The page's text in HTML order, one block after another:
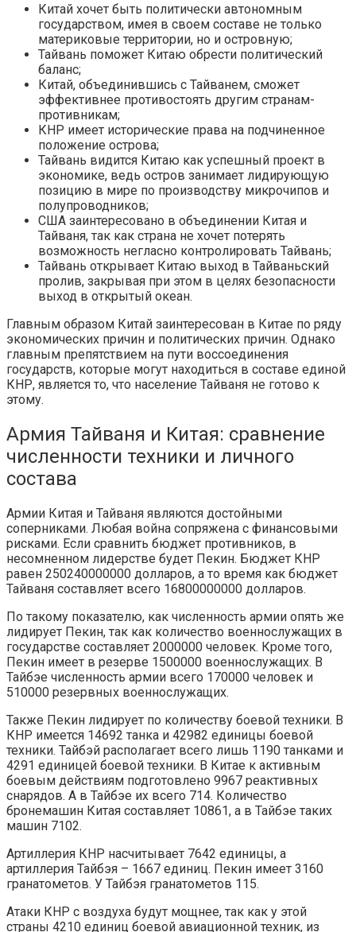
Китай хочет быть политически автономным
государством, имея в своем составе не только
материковые территории, но и островную;
Тайвань поможет Китаю обрести политический
баланс;
Китай, объединившись с Тайванем, сможет
эффективнее противостоять другим странам-
противникам;
КНР имеет исторические права на подчиненное
положение острова;
Тайвань видится Китаю как успешный проект в
экономике, ведь остров занимает лидирующую
позицию в мире по производству микрочипов и
полупроводников;
США заинтересовано в объединении Китая и
Тайваня, так как страна не хочет потерять
возможность негласно контролировать Тайвань;
Тайвань открывает Китаю выход в Тайваньский
пролив, закрывая при этом в целях безопасности
выход в открытый океан.
Главным образом Китай заинтересован в Китае по ряду
экономических причин и политических причин. Однако
главным препятствием на пути воссоединения
государств, которые могут находиться в составе единой
КНР, является то, что население Тайваня не готово к
этому.
Армия Тайваня и Китая: сравнение
численности техники и личного
состава
Армии Китая и Тайваня являются достойными
соперниками. Любая война сопряжена с финансовыми
рисками. Если сравнить бюджет противников, в
несомненном лидерстве будет Пекин. Бюджет КНР
равен 250240000000 долларов, а то время как бюджет
Тайваня составляет всего 16800000000 долларов.
По такому показателю, как численность армии опять же
лидирует Пекин, так как количество военнослужащих в
государстве составляет 2000000 человек. Кроме того,
Пекин имеет в резерве 1500000 военнослужащих. В
Тайбэе численность армии всего 170000 человек и
510000 резервных военнослужащих.
Также Пекин лидирует по количеству боевой техники. В
КНР имеется 14692 танка и 42982 единицы боевой
техники. Тайбэй располагает всего лишь 1190 танками и
4291 единицей боевой техники. В Китае к активным
боевым действиям подготовлено 9967 реактивных
снарядов. А в Тайбэе их всего 714. Количество
бронемашин Китая составляет 10861, а в Тайбэе таких
машин 7102.
Артиллерия КНР насчитывает 7642 единицы, а
артиллерия Тайбэя – 1667 единиц. Пекин имеет 3160
гранатометов. У Тайбэя гранатометов 115.
Атаки КНР с воздуха будут мощнее, так как у этой
страны 4210 единиц боевой авиационной техник, из